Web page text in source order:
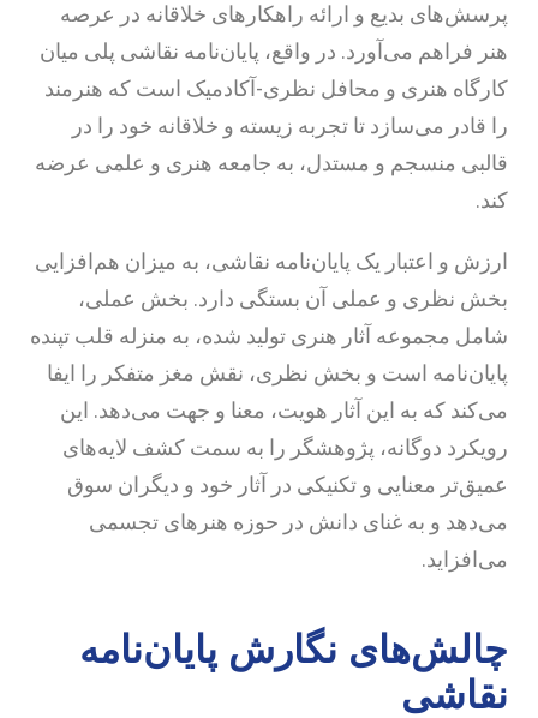
بدیع و ارائه راهکارهای خلاقانه در عرصه
فراهم می‌آورد. در واقع، پایان‌نامه نقاشی پلی میان
هنری و محافل نظری-آکادمیک است که هنرمند
قادر می‌سازد تا تجربه زیسته و خلاقانه خود را در
منسجم و مستدل، به جامعه هنری و علمی عرضه
و اعتبار یک پایان‌نامه نقاشی، به میزان هم‌افزایی
نظری و عملی آن بستگی دارد. بخش عملی،
مجموعه آثار هنری تولید شده، به منزله قلب تپنده
است و بخش نظری، نقش مغز متفکر را ایفا
که به این آثار هویت، معنا و جهت می‌دهد. این
دوگانه، پژوهشگر را به سمت کشف لایه‌های
معنایی و تکنیکی در آثار خود و دیگران سوق
و به غنای دانش در حوزه هنرهای تجسمی
نگارش پایان‌نامه